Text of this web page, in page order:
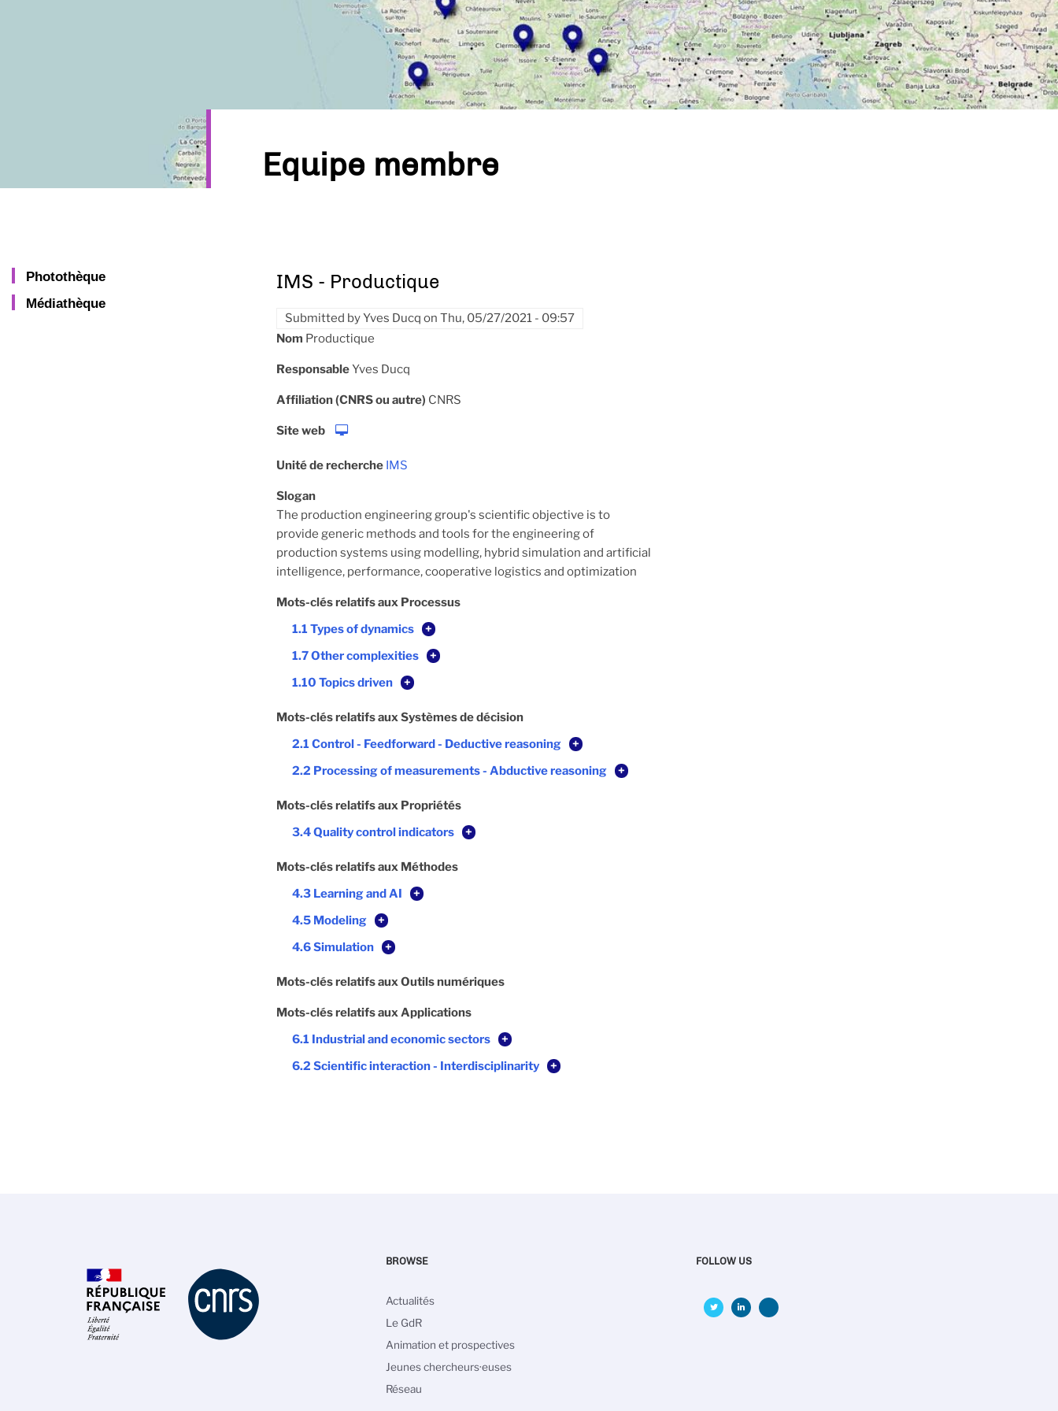
Equipe membre
Photothèque
Médiathèque
IMS - Productique
Submitted byYves Ducq on Thu, 05/27/2021 - 09:57
Nom Productique
ResponsableYves Ducq
Affiliation (CNRS ou autre) CNRS
Site web
Unité de recherche IMS
Slogan
The production engineering group's scientific objective is to
provide generic methods and tools for the engineering of
production systems using modelling, hybrid simulation and artificial
intelligence, performance, cooperative logistics and optimization
Mots-clés relatifs aux Processus
1.1 Types of dynamics
+
1.7 Other complexities
+
1.10 Topics driven
+
Mots-clés relatifs aux Systèmes de décision
2.1 Control - Feedforward - Deductive reasoning
+
2.2 Processing of measurements - Abductive reasoning
+
Mots-clés relatifs aux Propriétés
3.4 Quality control indicators
+
Mots-clés relatifs aux Méthodes
4.3 Learning and AI
+
4.5 Modeling
+
4.6 Simulation
+
Mots-clés relatifs aux Outils numériques
Mots-clés relatifs aux Applications
6.1 Industrial and economic sectors
+
6.2 Scientific interaction - Interdisciplinarity
+
BROWSE
Main
navigation
Actualités
Le GdR
Animation et prospectives
Jeunes chercheurs·euses
Réseau
FOLLOW US